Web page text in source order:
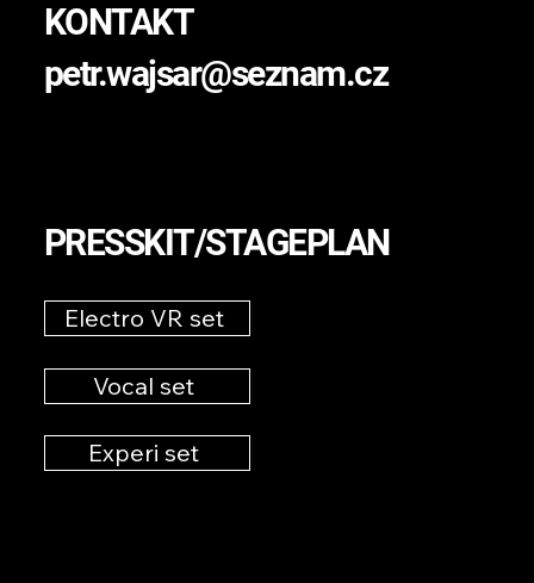
KONTAKT
petr.wajsar@seznam.cz
PRESSKIT/STAGEPLAN
Electro VR set
Vocal set
Experi set